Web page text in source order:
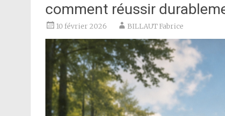
comment réussir
10 février 2026 BILLAUT Fabrice